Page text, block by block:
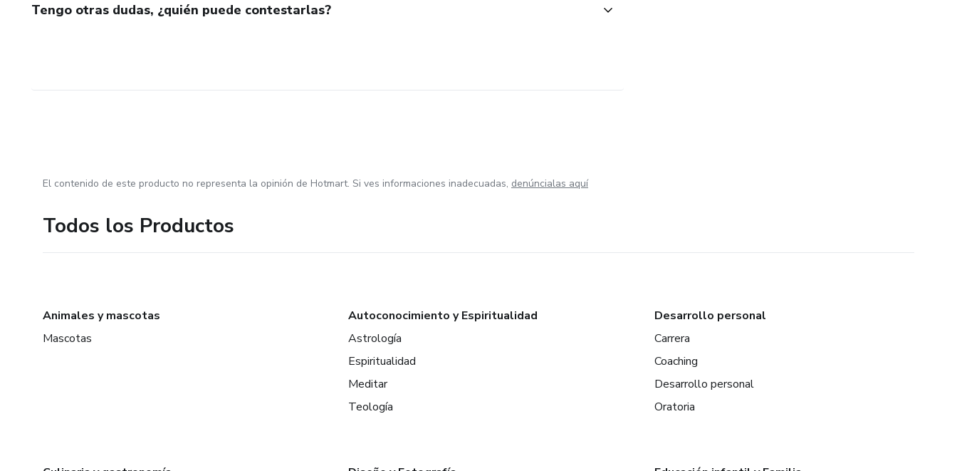
Tengo otras dudas, ¿quién puede contestarlas?
El contenido de este producto no representa la opinión de Hotmart. Si ves informaciones inadecuadas, denúncialas aquí
Todos los Productos
Animales y mascotas
Mascotas
Autoconocimiento y Espiritualidad
Astrología
Espiritualidad
Meditar
Teología
Desarrollo personal
Carrera
Coaching
Desarrollo personal
Oratoria